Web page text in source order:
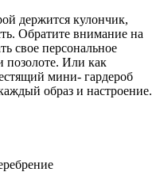
держится кулончик,
Обратите внимание на
свое персональное
позолоте. Или как
мини- гардероб
образ и настроение.